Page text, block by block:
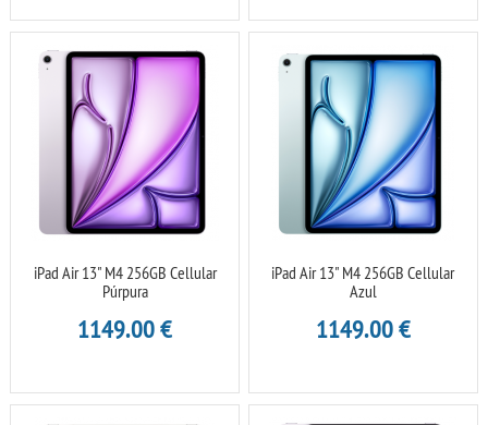
iPad Air 13" M4 256GB Cellular
Púrpura
1149.00€
iPad Air 13" M4 256GB Cellular
Azul
1149.00€